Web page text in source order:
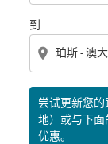
到
location_on
尝试更新您
地）或与下面
优惠。